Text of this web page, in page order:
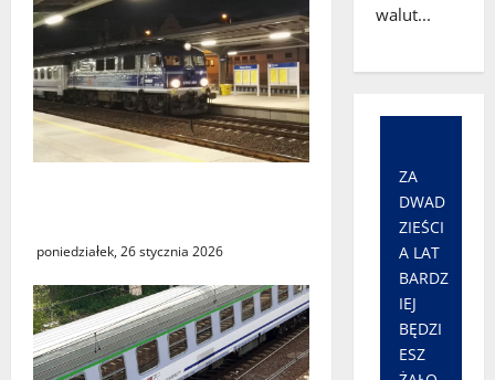
poniedziałek, 26 stycznia 2026
walut...
ZA
DWAD
ZIEŚCI
A LAT
BARDZ
IEJ
BĘDZI
ESZ